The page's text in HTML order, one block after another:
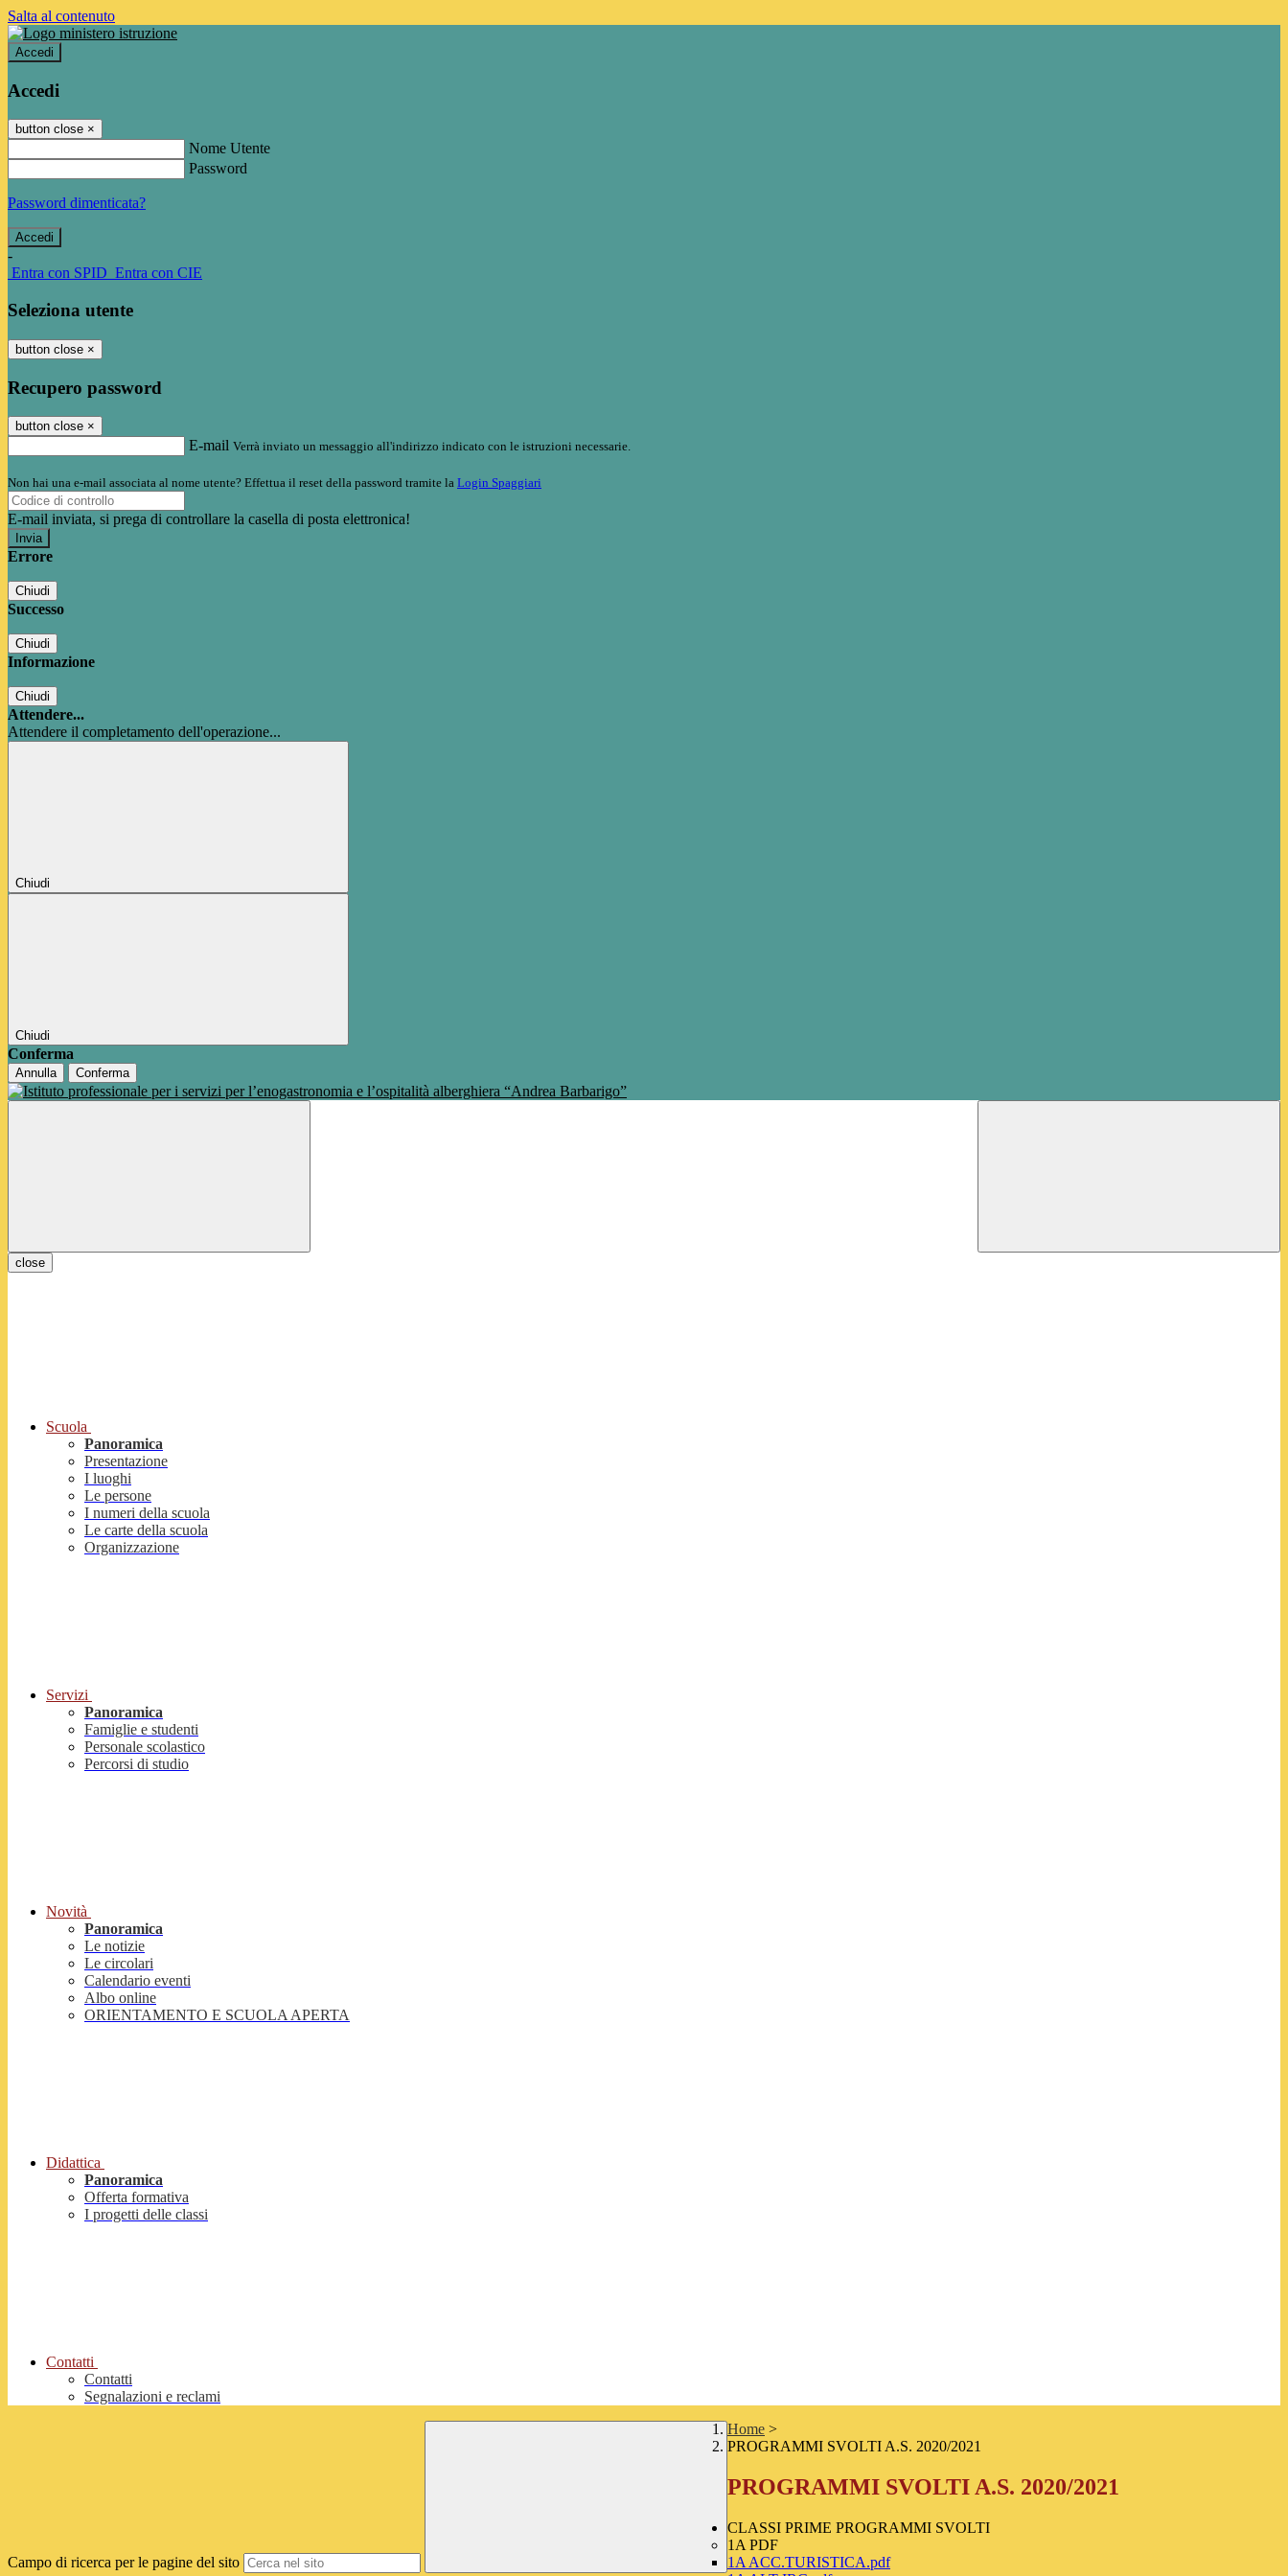
Salta al contenuto
Accedi
Accedi
button close ×
Nome Utente
Password
Password dimenticata?
-
Entra con SPID Entra con CIE
Seleziona utente
button close ×
Recupero password
button close ×
E-mail Verrà inviato un messaggio all'indirizzo indicato con le istruzioni necessarie.
Non hai una e-mail associata al nome utente? Effettua il reset della password tramite la Login Spaggiari
E-mail inviata, si prega di controllare la casella di posta elettronica!
Errore
Chiudi
Successo
Chiudi
Informazione
Chiudi
Attendere...
Attendere il completamento dell'operazione...
Chiudi
Chiudi
Conferma
Annulla Conferma
close
Scuola
Panoramica
Presentazione
I luoghi
Le persone
I numeri della scuola
Le carte della scuola
Organizzazione
Servizi
Panoramica
Famiglie e studenti
Personale scolastico
Percorsi di studio
Novità
Panoramica
Le notizie
Le circolari
Calendario eventi
Albo online
ORIENTAMENTO E SCUOLA APERTA
Didattica
Panoramica
Offerta formativa
I progetti delle classi
Contatti
Contatti
Segnalazioni e reclami
Campo di ricerca per le pagine del sito
Home >
PROGRAMMI SVOLTI A.S. 2020/2021
PROGRAMMI SVOLTI A.S. 2020/2021
CLASSI PRIME PROGRAMMI SVOLTI
1A PDF
1A ACC.TURISTICA.pdf